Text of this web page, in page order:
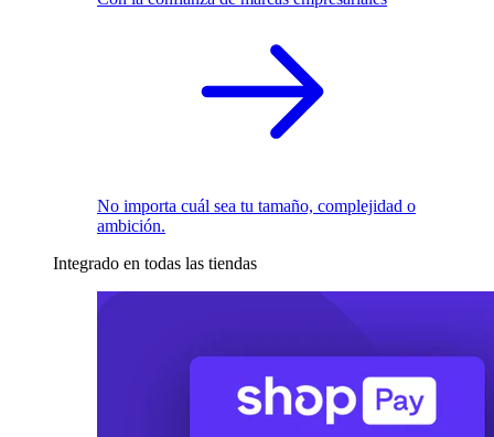
No importa cuál sea tu tamaño, complejidad o
ambición.
Integrado en todas las tiendas